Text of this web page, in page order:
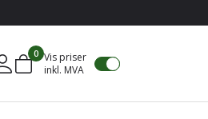
Mine sider
0 Vis priser
inkl. MVA